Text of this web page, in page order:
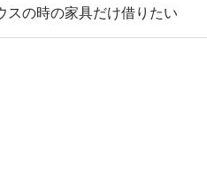
スの時の家具だけ借りたい